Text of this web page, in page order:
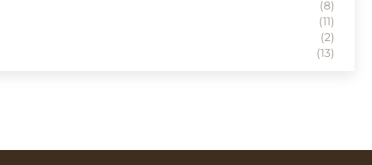
(8)
(11)
(2)
(13)